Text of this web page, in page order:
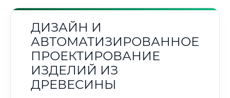
ДИЗАЙН И
АВТОМАТИЗИРОВАННОЕ
ПРОЕКТИРОВАНИЕ
ИЗДЕЛИЙ ИЗ
ДРЕВЕСИНЫ